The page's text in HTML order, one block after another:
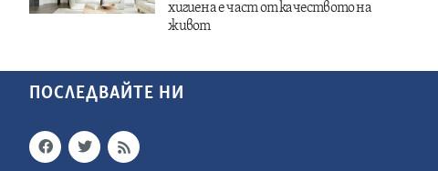
хигиена е част от качеството на
живот
ПОСЛЕДВАЙТЕ НИ